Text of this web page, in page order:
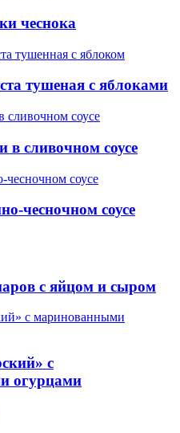
чеснока
тушеная с яблоками
в сливочном соусе
чесночном соусе
с яйцом и сыром
с
огурцами